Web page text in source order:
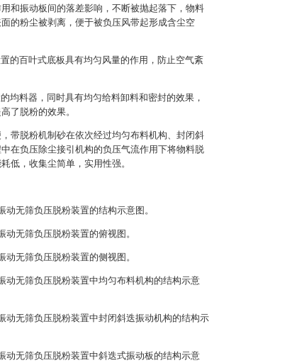
和振动板间的落差影响，不断被抛起落下，物料
的粉尘被剥离，便于被负压风带起形成含尘空
的百叶式底板具有均匀风量的作用，防止空气紊
均料器，同时具有均匀给料卸料和密封的效果，
了脱粉的效果。
带脱粉机制砂在依次经过均匀布料机构、封闭斜
在负压除尘接引机构的负压气流作用下将物料脱
低，收集尘简单，实用性强。
无筛负压脱粉装置的结构示意图。
无筛负压脱粉装置的俯视图。
无筛负压脱粉装置的侧视图。
动无筛负压脱粉装置中均匀布料机构的结构示意
动无筛负压脱粉装置中封闭斜迭振动机构的结构示
动无筛负压脱粉装置中斜迭式振动板的结构示意